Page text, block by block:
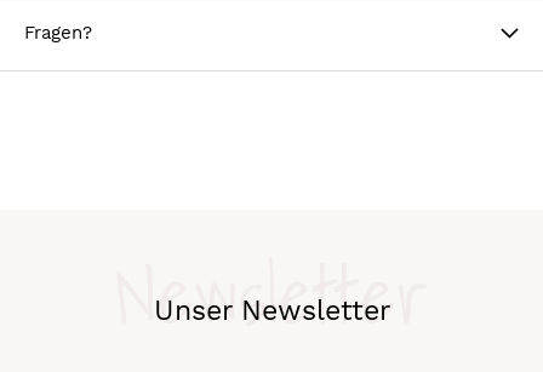
Fragen?
Unser Newsletter
Newsletter